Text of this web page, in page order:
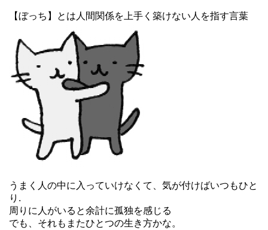
【ぼっち】とは人間関係を上手く築けない人を指す言葉
うまく人の中に入っていけなくて、気が付けばいつもひと
り.
周りに人がいると余計に孤独を感じる
でも、それもまたひとつの生き方かな。